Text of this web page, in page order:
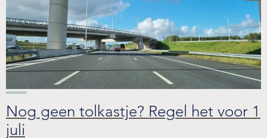
Nog geen tolkastje? Regel het voor 1
juli